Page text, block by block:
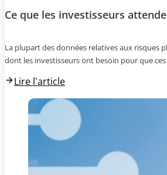
Ce que les investisseurs
La plupart des données relatives aux risques
dont les investisseurs ont besoin pour que
Lire l'article